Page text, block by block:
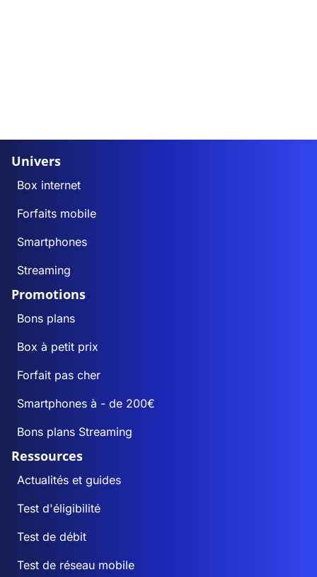
Univers
Box internet
Forfaits mobile
Smartphones
Streaming
Promotions
Bons plans
Box à petit prix
Forfait pas cher
Smartphones à - de 200€
Bons plans Streaming
Ressources
Actualités et guides
Test d'éligibilité
Test de débit
Test de réseau mobile